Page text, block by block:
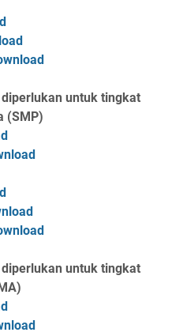
untuk tingkat
(SMP)
untuk tingkat